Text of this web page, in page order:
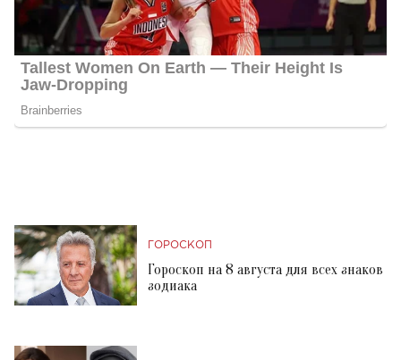
ГОРОСКОП
Гороскоп на 8 августа для всех знаков
зодиака